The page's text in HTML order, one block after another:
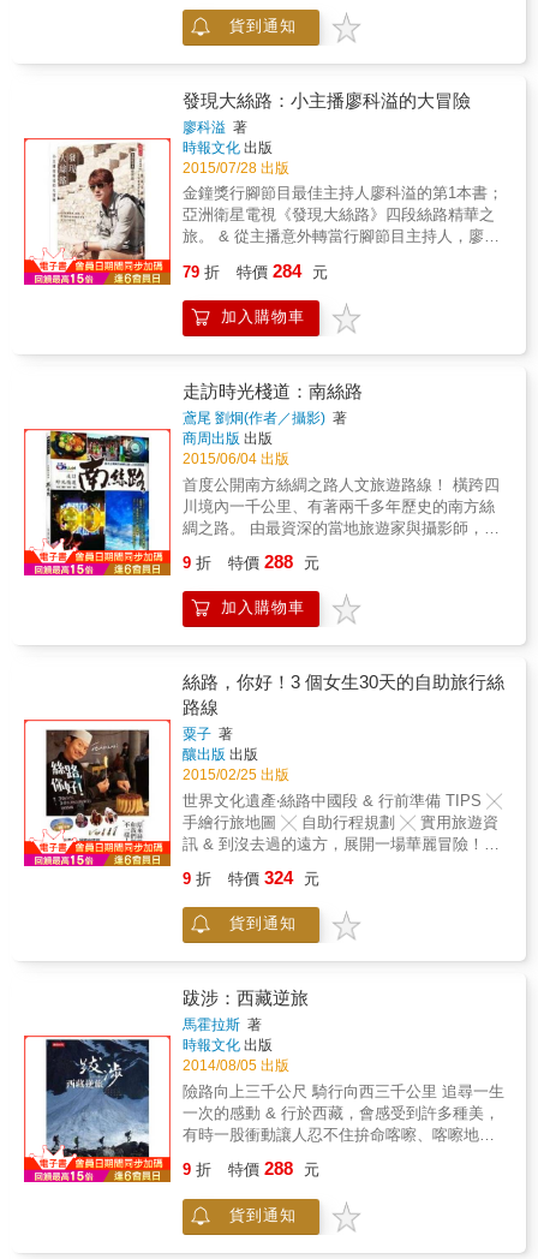
Verdana, 新細明體, Arial, Helvetica, sans-serif
出來的陣陣小吃香味與人情風味。 穿梭時空，
品味最人文的南方絲綢之路，就在這本。 本書
特色 ◆ 新興四川人文旅遊帶狀景點推廣介紹
◆ 以說故事方式引領體驗豐富的文化行旅 ◆
是旅遊工具書，也是深度人文史地導覽 《我在
幸福之地‧不丹》 傳遞不丹幸福精神，為地球轉
動幸福 首部完整介紹世界最幸福國度不丹力作
喜馬拉雅山下的香格里拉──不丹，是個以農立
國、森林覆蓋率72%（亞洲第一）、全國26%
的土地為國家公園的國家，面積相當於1.3個台
灣，人口卻只有70萬，國民所得僅台灣的
1/20，土地貧瘠、環境惡劣，卻有97%的人
說：「我很滿足。」他們不以經濟發展為優
先，為全球第一個以快樂立國的國家；是精神
和文化的富國，99%留學生學成後選擇回母國
為出版文化人，作者走過許多不同的國度、地
域風貌，印度、錫金、尼泊爾與中國西藏等藏
區，最後她駐足在這個美麗的國家不丹。她對
佛法的熱切渴求，對蓮花生大士的深切信仰，
以及對生命真善美的熱愛，讓她從2000年與不
丹第一次相會，就結下後續不可思議的因緣。
多次到訪不丹，體會他們的生活哲學，也看見
不丹國王是如何至誠地推動不丹的美好，從中
歷練自己、體會生命最純淨的洗禮
裡，深藏著人類生命的每個歷程；在傳統的背
後，存有無窮人文的內涵。這是不丹人民之所
以感到幸福快樂的關鍵！ 本書為台灣少有完整
介紹不丹的著作，不僅有知性的內容，也有感
性的心靈分享，更以獨特瑰麗的圖片呈現不丹
之美。閱讀本書之後，每個人都能從「心」獲
致幸福。
古神話、桃坪姜寨～雲端的日子&hellip;&hellip;
在仙境中只留下旅人的足跡。 重新發現自己、
一段篇章或許很短，沒有太多細膩的介紹，卻
是拳拳到肉，不同於時下膚淺的旅遊書。 本書
特色 看完這本書，你會知道什麼是「絕美中
國」。 如果有機會探訪中國大陸，您想採取哪
種方式？ 以「世界遺產」做為主軸，簡單扼要
介紹中國各地的景點、文化、見聞，特色。
貨到通知
發現大絲路：小主播廖科溢的大冒險
廖科溢 著
時報文化 出版
2015/07/28 出版
金鐘獎行腳節目最佳主持人廖科溢的第1本書；
亞洲衛星電視《發現大絲路》四段絲路精華之
旅。 & 從主播意外轉當行腳節目主持人，廖科
路，也走出了一條，我，真正想要走的路。」
請聆聽，廖科溢關於大絲路的內心獨白 & 中國
／中亞／伊朗／尼泊爾／印度／馬來西亞／南
實踐夢想的方式，同時也能發現內心蛻變的契
機。 廖科溢帶領讀者從西安出發，經過中國
段、中亞五國到土耳其；跟著海上絲路的商
路，經由泉州、馬來西亞，遠訪南非。 造訪一
個個異國、在那些璀璨文明交會之處，重新發
掘那些風景下的人文地景、宗教與世俗，看看
他們現今模樣與舊有風華； 認識一座城市、結
交一位朋友、品嘗一口美食，在清真寺、巴扎
與商旅間行走，體驗從各地絢爛的文化。 重新
試著解讀出內心的感受，和陌生的國度，融
合、交織出一段美妙的回憶。 這些都是廖科溢
的，絲路筆記。
79 折 特價 284 元
加入購物車
走訪時光棧道：南絲路
鳶尾 劉炯(作者／攝影) 著
商周出版 出版
2015/06/04 出版
首度公開南方絲綢之路人文旅遊路線！ 橫跨四
川境內一千公里、有著兩千多年歷史的南方絲
綢之路。 由最資深的當地旅遊家與攝影師，從
景點； 用最人文、歷史與行旅的角度， 帶你漫
遊這條時光棧道&hellip;&hellip; 蜀身毒道，起
源於四川成都，經過雲南，最後抵達印度以及
的交流與傳播。因此，我們稱它為「南方絲綢
之路」，一條有著兩千多年歷史、猶如時光隧
道般的古道。 本書帶你從成都出發，分流犛牛
道與五尺道，追隨先人的步伐與馬蹄聲中前
進。走遍壯闊無際的千山萬水；尋訪曾經繁華
一時、如今滄海桑田的古鎮小道。更有證明文
化傳遞的文物遺跡，以及在街邊巷弄不經意流
竄出來的陣陣小吃香味與人情風味。 穿梭時
空，品味最人文的南方絲綢之路，就在這本。
◆ 新興四川人文旅遊帶狀景點推廣介紹 自從南
南對外的商貿之路，長久以來影響著中國的歷
史發展。透過南絲路，中華文化與東南亞文化
得以相互交流。2015年開始，中國政府對此條
到相關宣傳報導，而「南絲路」這個名稱也將
為更多人熟知與瞭解。 ◆ 以說故事方式引領體
驗豐富的文化行旅 有別於傳統的旅遊書籍，本
書採用了說故事的方式，由作者群親訪南絲路
沿線的城市、鄉村，並收錄相關景點資訊，將
現代的「南絲路」具象化，間或穿插 〈卓文君
的愛情故事〉、〈蒙頂山的功夫茶小夥〉等歷
織、截然不同的南絲路。 ◆ 是旅遊工具書，也
是深度人文史地導覽 以作者群親身經歷為主
幹，加入行旅間所見的人、事、物，閱讀時彷
彿親歷現場，生動且饒富趣味。書中提供實用
9 折 特價 288 元
加入購物車
絲路，你好！3 個女生30天的自助旅行絲
路線
粟子 著
釀出版 出版
2015/02/25 出版
世界文化遺產‧絲路中國段 & 行前準備 TIPS ╳
手繪行旅地圖 ╳ 自助行程規劃 ╳ 實用旅遊資
訊 & 到沒去過的遠方，展開一場華麗冒險！？
西&rarr;吃東西&rarr;買東西&rarr;吃東西（偶爾
還有名勝古蹟）？」 & &原來絲路和我們想的
不一樣！& & 一本寫給未來旅伴四號的行旅筆
中國段，腦中浮現「一月變文青」的幻想，無
奈現實可不似旅遊節目那般優雅輕鬆！ & 自西
安、蘭州、嘉峪關、敦煌、吐魯番、庫爾勒、
喀什到烏魯木齊，馬不停蹄的陸路聯運，一次
永生難忘的背包課！ & ．蘭州滿街馬先生賣拉
麵，到底該吃哪一家？ ．無門茅廁、坦臀相
見，一次五毛救急，上還是不上？ ．硬座、軟
座、硬臥、 軟臥傻傻分不清，火車廣播囉唆像
念經？ ．遍尋不著落腳處，轉角遇到維族梁朝
安檢，為什麼還要被打腳底板！？ ．來得早，
不如來得巧，維族的過年「古爾邦節」讓人大
開眼界！ ．一生必訪世界遺產──敦煌莫高窟，
9 折 特價 324 元
貨到通知
跋涉：西藏逆旅
馬霍拉斯 著
時報文化 出版
2014/08/05 出版
險路向上三千公尺 騎行向西三千公里 追尋一生
一次的感動 & 行於西藏，會感受到許多種美，
有時一股衝動讓人忍不住拚命喀嚓、喀嚓地按
有時卻讓人忘了拿起相機，只專注地享受當
下。然而為什麼這個雲端上的美麗國度要關起
大門拒絕外來者？ & 前往拉薩的三一八國道
9 折 特價 288 元
貨到通知